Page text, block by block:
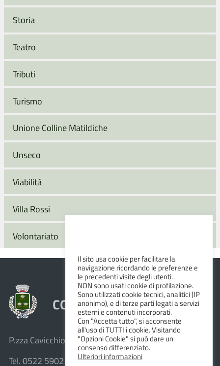
Storia
Teatro
Tributi
Turismo
Unione Colline Matildiche
Unseco
Viabilità
Villa Rossi
Volontariato
COMUNE DI ALBINEA
P.zza Cavicchioni, 8 – 42020 Albinea (R.E.)
Tel. 0522 590211 – Fax 0522 590236
Il sito usa cookie per facilitare la
navigazione ricordando le preferenze e
le precedenti visite degli utenti.
NON sono usati cookie di profilazione.
Sono utilizzati cookie tecnici, analitici (IP
anonimo), e di terze parti legati a servizi
esterni e contenuti incorporati.
Con "Accetta tutto", si acconsente
all'uso di TUTTI i cookie. Visitando
"Opzioni Cookie" si può dare un
consenso differenziato.
Ulteriori informazioni